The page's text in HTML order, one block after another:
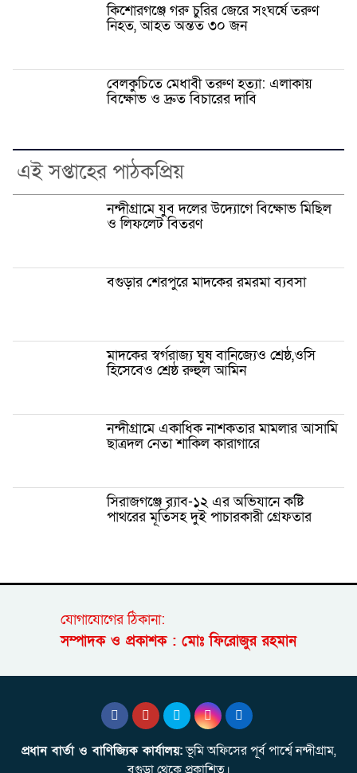
কিশোরগঞ্জে গরু চুরির জেরে সংঘর্ষে তরুণ
নিহত, আহত অন্তত ৩০ জন
বেলকুচিতে মেধাবী তরুণ হত্যা: এলাকায়
বিক্ষোভ ও দ্রুত বিচারের দাবি
এই সপ্তাহের পাঠকপ্রিয়
নন্দীগ্রামে যুব দলের উদ্যোগে বিক্ষোভ মিছিল
ও লিফলেট বিতরণ
বগুড়ার শেরপুরে মাদকের রমরমা ব্যবসা
মাদকের স্বর্গরাজ্য ঘুষ বানিজ্যেও শ্রেষ্ঠ,ওসি
হিসেবেও শ্রেষ্ঠ রুহুল আমিন
নন্দীগ্রামে একাধিক নাশকতার মামলার আসামি
ছাত্রদল নেতা শাকিল কারাগারে
সিরাজগঞ্জে র‍্যাব-১২ এর অভিযানে কষ্টি
পাথরের মূর্তিসহ দুই পাচারকারী গ্রেফতার
যোগাযোগের ঠিকানা:
সম্পাদক ও প্রকাশক : মোঃ ফিরোজুর রহমান
প্রধান বার্তা ও বাণিজ্যিক কার্যালয়:ভূমি অফিসের পূর্ব পার্শ্বে নন্দীগ্রাম,